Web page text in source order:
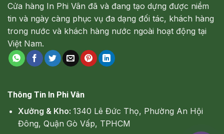
Cửa hàng In Phi Vân đã và đang tạo dựng được niềm
tin và ngày càng phục vụ đa dạng đối tác, khách hàng
trong nước và khách hàng nước ngoài hoạt động tại
Việt Nam.
Thông Tin In Phi Vân
Xưởng & Kho: 1340 Lê Đức Thọ, Phường An Hội
Đông, Quận Gò Vấp, TPHCM